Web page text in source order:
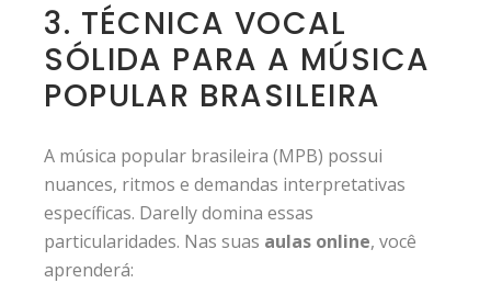
3. TÉCNICA VOCAL
SÓLIDA PARA A MÚSICA
POPULAR BRASILEIRA
A música popular brasileira (MPB) possui
nuances, ritmos e demandas interpretativas
específicas. Darelly domina essas
particularidades. Nas suas aulas online, você
aprenderá: